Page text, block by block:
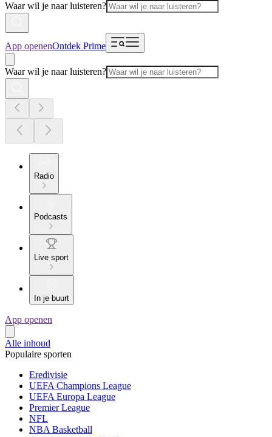
Waar wil je naar luisteren?
App openenOntdek Prime
Waar wil je naar luisteren?
Radio
Podcasts
Live sport
In je buurt
App openen
Alle inhoud
Populaire sporten
Eredivisie
UEFA Champions League
UEFA Europa League
Premier League
NFL
NBA Basketball